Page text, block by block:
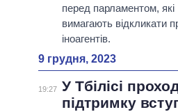
перед парламентом, які
вимагають відкликати
іноагентів.
9 грудня, 2023
19:27 У Тбілісі
підтримку